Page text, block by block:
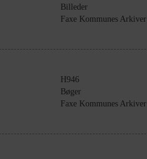
Billeder
Faxe Kommunes Arkiver
H946
Bøger
Faxe Kommunes Arkiver